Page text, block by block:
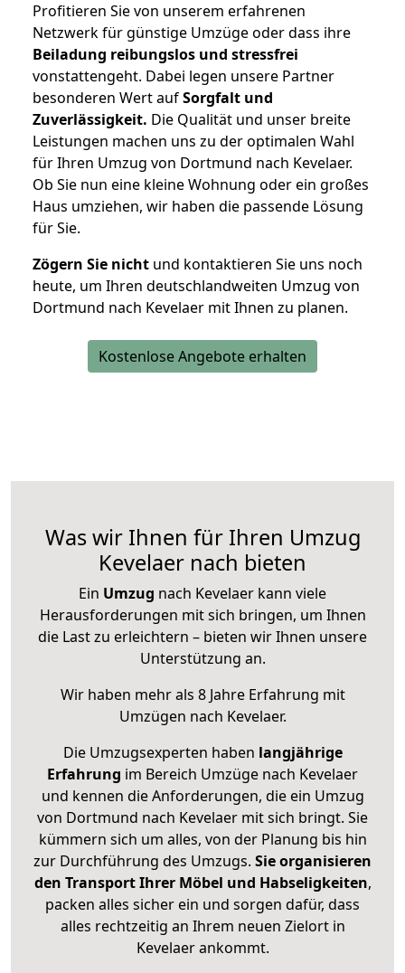
Profitieren Sie von unserem erfahrenen
Netzwerk für günstige Umzüge oder dass ihre
Beiladung reibungslos und stressfrei
vonstattengeht. Dabei legen unsere Partner
besonderen Wert aufSorgfalt und
Zuverlässigkeit. Die Qualität und unser breite
Leistungen machen uns zu der optimalen Wahl
für Ihren Umzug von Dortmund nach Kevelaer.
Ob Sie nun eine kleine Wohnung oder ein großes
Haus umziehen, wir haben die passende Lösung
für Sie.
Zögern Sie nicht und kontaktieren Sie uns noch
heute, um Ihren deutschlandweiten Umzug von
Dortmund nach Kevelaer mit Ihnen zu planen.
Kostenlose Angebote erhalten
Was wir Ihnen für Ihren Umzug
Kevelaer nach bieten
Ein Umzug nach Kevelaer kann viele
Herausforderungen mit sich bringen, um Ihnen
die Last zu erleichtern – bieten wir Ihnen unsere
Unterstützung an.
Wir haben mehr als 8 Jahre Erfahrung mit
Umzügen nach Kevelaer.
Die Umzugsexperten haben langjährige
Erfahrung im Bereich Umzüge nach Kevelaer
und kennen die Anforderungen, die ein Umzug
von Dortmund nach Kevelaer mit sich bringt. Sie
kümmern sich um alles, von der Planung bis hin
zur Durchführung des Umzugs. Sie organisieren
den Transport Ihrer Möbel und Habseligkeiten,
packen alles sicher ein und sorgen dafür, dass
alles rechtzeitig an Ihrem neuen Zielort in
Kevelaer ankommt.